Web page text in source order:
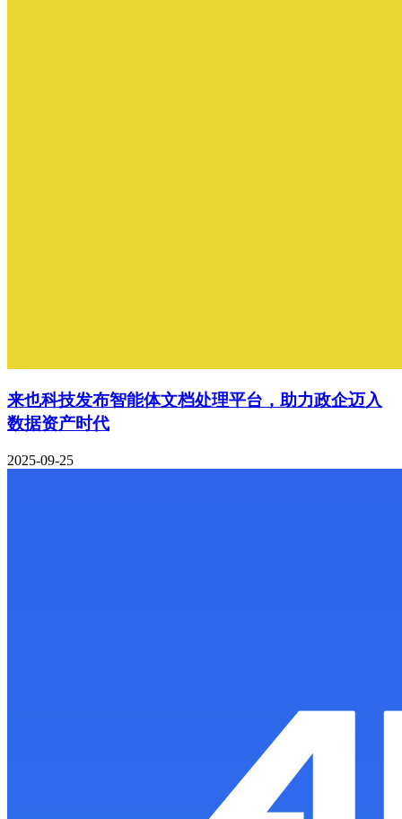
来也科技发布智能体文档处理平台，助力政企迈入
数据资产时代
2025-09-25